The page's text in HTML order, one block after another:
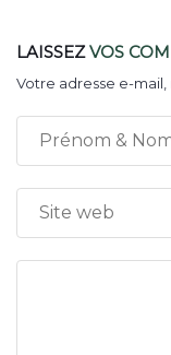
LAISSEZVOS
Votre adresse e-